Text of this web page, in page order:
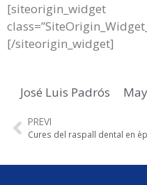
[siteorigin_widget
[/siteorigin_widget]
José Luis Padrós
PREVI